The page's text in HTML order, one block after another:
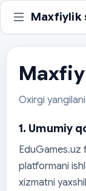
Maxfiylik
Oxirgi
1. Umumiy
EduGames.uz
platformani
xizmatni